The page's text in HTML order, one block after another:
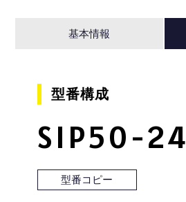
基本情報
型番構成
SIP50-24
型番コピー